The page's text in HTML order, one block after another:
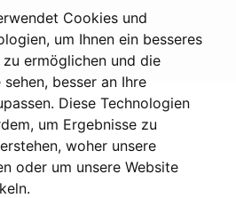
Cookies und
um Ihnen ein besseres
ermöglichen und die
besser an Ihre
Diese Technologien
um Ergebnisse zu
woher unsere
oder um unsere Website